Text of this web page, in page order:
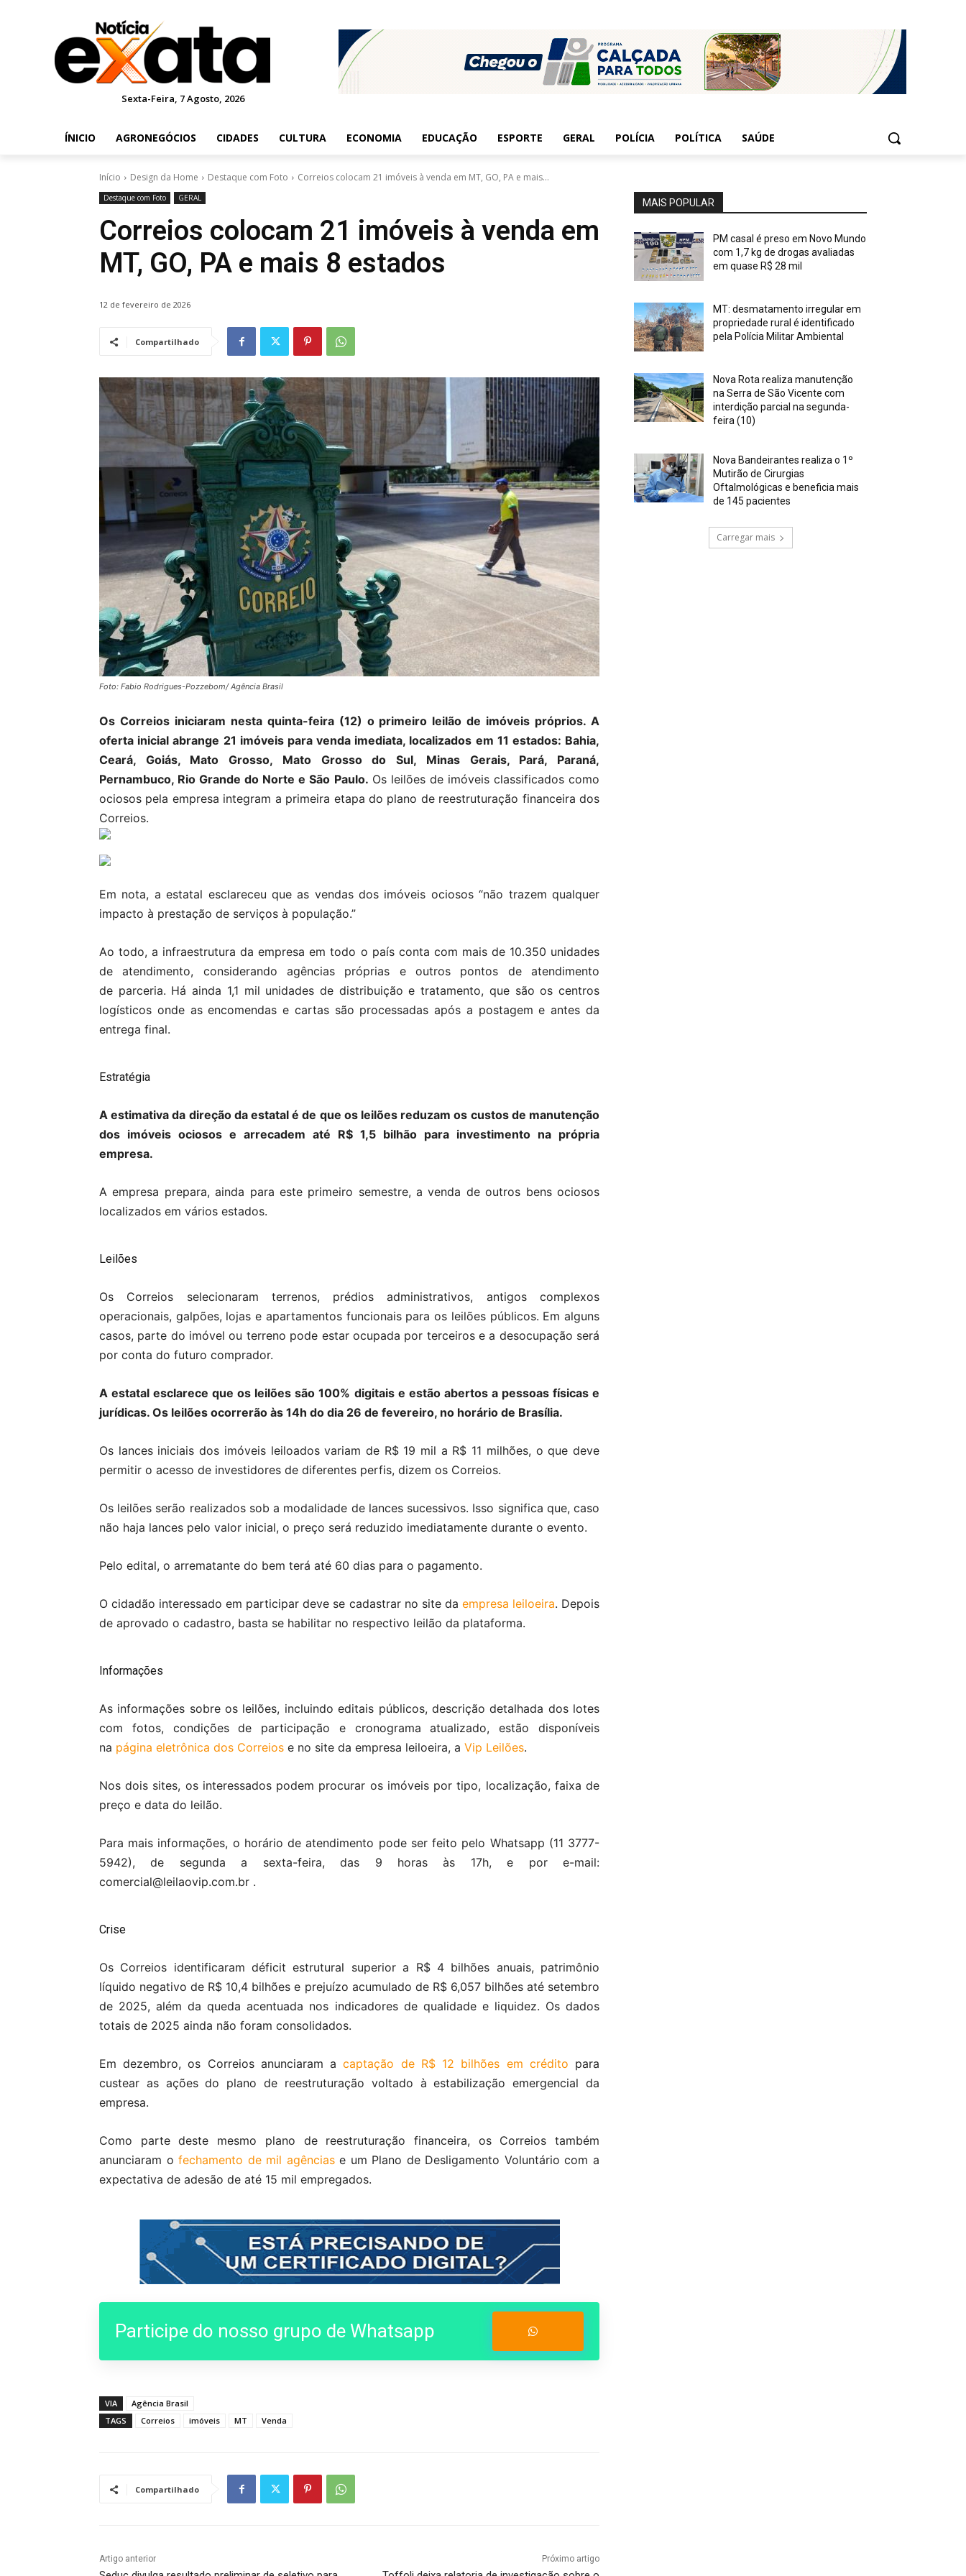
Sexta-Feira, 7 Agosto, 2026
ÍNICIO AGRONEGÓCIOS CIDADES CULTURA ECONOMIA EDUCAÇÃO ESPORTE GERAL POLÍCIA POLÍTICA SAÚDE
Início Design da Home Destaque com Foto Correios colocam 21 imóveis à venda em MT, GO, PA e mais...
Destaque com Foto GERAL
Correios colocam 21 imóveis à venda em
MT, GO, PA e mais 8 estados
12 de fevereiro de 2026
Compartilhado
Foto: Fabio Rodrigues-Pozzebom/ Agência Brasil
Os Correios iniciaram nesta quinta-feira (12) o primeiro leilão de imóveis próprios. A
oferta inicial abrange 21 imóveis para venda imediata, localizados em 11 estados: Bahia,
Ceará, Goiás, Mato Grosso, Mato Grosso do Sul, Minas Gerais, Pará, Paraná,
Pernambuco, Rio Grande do Norte e São Paulo. Os leilões de imóveis classificados como
ociosos pela empresa integram a primeira etapa do plano de reestruturação financeira dos
Correios.
Em nota, a estatal esclareceu que as vendas dos imóveis ociosos “não trazem qualquer
impacto à prestação de serviços à população.”
Ao todo, a infraestrutura da empresa em todo o país conta com mais de 10.350 unidades
de atendimento, considerando agências próprias e outros pontos de atendimento
de parceria. Há ainda 1,1 mil unidades de distribuição e tratamento, que são os centros
logísticos onde as encomendas e cartas são processadas após a postagem e antes da
entrega final.
Estratégia
A estimativa da direção da estatal é de que os leilões reduzam os custos de manutenção
dos imóveis ociosos e arrecadem até R$ 1,5 bilhão para investimento na própria
empresa.
A empresa prepara, ainda para este primeiro semestre, a venda de outros bens ociosos
localizados em vários estados.
Leilões
Os Correios selecionaram terrenos, prédios administrativos, antigos complexos
operacionais, galpões, lojas e apartamentos funcionais para os leilões públicos. Em alguns
casos, parte do imóvel ou terreno pode estar ocupada por terceiros e a desocupação será
por conta do futuro comprador.
A estatal esclarece que os leilões são 100% digitais e estão abertos a pessoas físicas e
jurídicas. Os leilões ocorrerão às 14h do dia 26 de fevereiro, no horário de Brasília.
Os lances iniciais dos imóveis leiloados variam de R$ 19 mil a R$ 11 milhões, o que deve
permitir o acesso de investidores de diferentes perfis, dizem os Correios.
Os leilões serão realizados sob a modalidade de lances sucessivos. Isso significa que, caso
não haja lances pelo valor inicial, o preço será reduzido imediatamente durante o evento.
Pelo edital, o arrematante do bem terá até 60 dias para o pagamento.
O cidadão interessado em participar deve se cadastrar no site da empresa leiloeira. Depois
de aprovado o cadastro, basta se habilitar no respectivo leilão da plataforma.
Informações
As informações sobre os leilões, incluindo editais públicos, descrição detalhada dos lotes
com fotos, condições de participação e cronograma atualizado, estão disponíveis
na página eletrônica dos Correios e no site da empresa leiloeira, a Vip Leilões.
Nos dois sites, os interessados podem procurar os imóveis por tipo, localização, faixa de
preço e data do leilão.
Para mais informações, o horário de atendimento pode ser feito pelo Whatsapp (11 3777-
5942), de segunda a sexta-feira, das 9 horas às 17h, e por e-mail:
comercial@leilaovip.com.br .
Crise
Os Correios identificaram déficit estrutural superior a R$ 4 bilhões anuais, patrimônio
líquido negativo de R$ 10,4 bilhões e prejuízo acumulado de R$ 6,057 bilhões até setembro
de 2025, além da queda acentuada nos indicadores de qualidade e liquidez. Os dados
totais de 2025 ainda não foram consolidados.
Em dezembro, os Correios anunciaram acaptação de R$ 12 bilhões em crédito para
custear as ações do plano de reestruturação voltado à estabilização emergencial da
empresa.
Como parte deste mesmo plano de reestruturação financeira, os Correios também
anunciaram ofechamento de mil agênciase um Plano de Desligamento Voluntário com a
expectativa de adesão de até 15 mil empregados.
Participe do nosso grupo de Whatsapp
VIA
Agência Brasil
TAGS
Correios imóveis MT Venda
Compartilhado
Artigo anterior Próximo artigo
MAIS POPULAR
PM casal é preso em Novo Mundo
com 1,7 kg de drogas avaliadas
em quase R$ 28 mil
MT: desmatamento irregular em
propriedade rural é identificado
pela Polícia Militar Ambiental
Nova Rota realiza manutenção
na Serra de São Vicente com
interdição parcial na segunda-
feira (10)
Nova Bandeirantes realiza o 1º
Mutirão de Cirurgias
Oftalmológicas e beneficia mais
de 145 pacientes
Carregar mais